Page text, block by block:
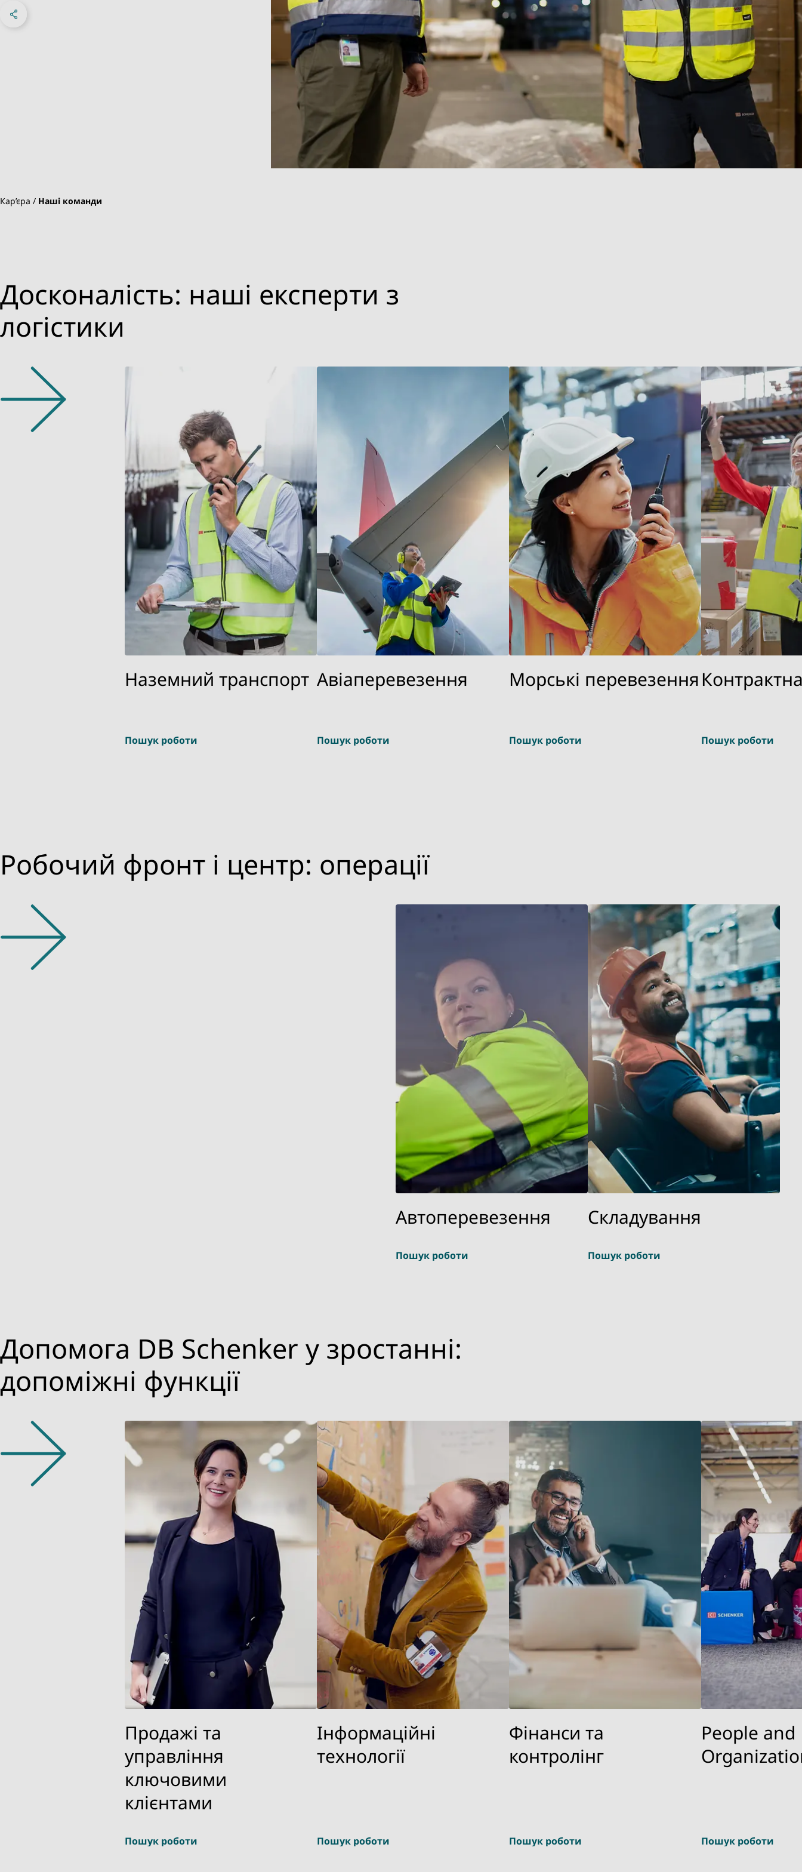
Кар’єра Наші команди
Досконалість: наші експерти з
логістики
Наземний транспорт
Пошук роботи
Авіаперевезення
Пошук роботи
Морські перевезення
Пошук роботи Пошук роботи
Робочий фронт і центр: операції
Автоперевезення
Пошук роботи
Складування
Пошук роботи
Допомога DB Schenker у зростанні:
допоміжні функції
Продажі та
управління
ключовими
клієнтами
Пошук роботи
Інформаційні
технології
Пошук роботи
Фінанси та
контролінг
Пошук роботи
People and
Пошук роботи